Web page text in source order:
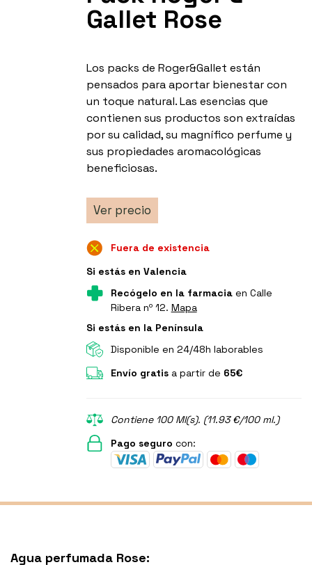
Gallet Rose
Los packs de Roger&Gallet están
pensados para aportar bienestar con
un toque natural. Las esencias que
contienen sus productos son extraídas
por su calidad, su magnífico perfume y
sus propiedades aromacológicas
beneficiosas.
Ver precio
Fuera de existencia
Si estás en Valencia
Recógelo en la farmaciaen Calle
Ribera nº 12. Mapa
Si estás en la Península
Disponible en 24/48h laborables
Envío gratisa partir de 65€
Contiene 100 Ml(s). (11.93 €/100 ml.)
Pago seguro con:
Agua perfumada Rose: